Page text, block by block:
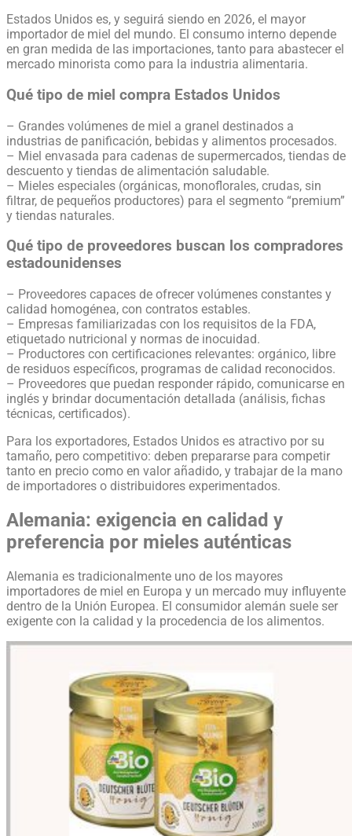
Estados Unidos es, y seguirá siendo en 2026, el mayor
importador de miel del mundo. El consumo interno depende
en gran medida de las importaciones, tanto para abastecer el
mercado minorista como para la industria alimentaria.
Qué tipo de miel compra Estados Unidos
– Grandes volúmenes de miel a granel destinados a
industrias de panificación, bebidas y alimentos procesados.
– Miel envasada para cadenas de supermercados, tiendas de
descuento y tiendas de alimentación saludable.
– Mieles especiales (orgánicas, monoflorales, crudas, sin
filtrar, de pequeños productores) para el segmento “premium”
y tiendas naturales.
Qué tipo de proveedores buscan los compradores
estadounidenses
– Proveedores capaces de ofrecer volúmenes constantes y
calidad homogénea, con contratos estables.
– Empresas familiarizadas con los requisitos de la FDA,
etiquetado nutricional y normas de inocuidad.
– Productores con certificaciones relevantes: orgánico, libre
de residuos específicos, programas de calidad reconocidos.
– Proveedores que puedan responder rápido, comunicarse en
inglés y brindar documentación detallada (análisis, fichas
técnicas, certificados).
Para los exportadores, Estados Unidos es atractivo por su
tamaño, pero competitivo: deben prepararse para competir
tanto en precio como en valor añadido, y trabajar de la mano
de importadores o distribuidores experimentados.
Alemania: exigencia en calidad y
preferencia por mieles auténticas
Alemania es tradicionalmente uno de los mayores
importadores de miel en Europa y un mercado muy influyente
dentro de la Unión Europea. El consumidor alemán suele ser
exigente con la calidad y la procedencia de los alimentos.